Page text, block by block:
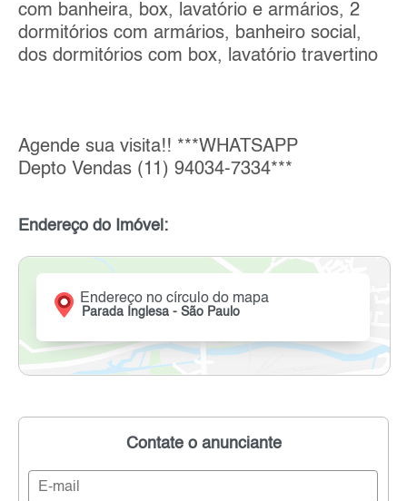
com banheira, box, lavatório e armários, 2
dormitórios com armários, banheiro social,
dos dormitórios com box, lavatório travertino
Agende sua visita!! ***WHATSAPP
Depto Vendas (11) 94034-7334***
Endereço do Imóvel:
Endereço no círculo do mapa
Parada Inglesa - São Paulo
Contate o anunciante